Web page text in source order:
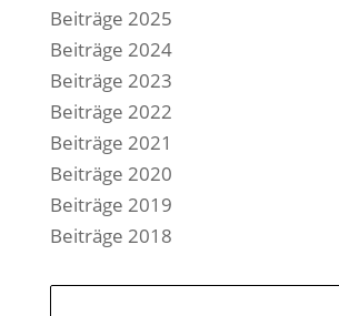
Beiträge 2025
Beiträge 2024
Beiträge 2023
Beiträge 2022
Beiträge 2021
Beiträge 2020
Beiträge 2019
Beiträge 2018